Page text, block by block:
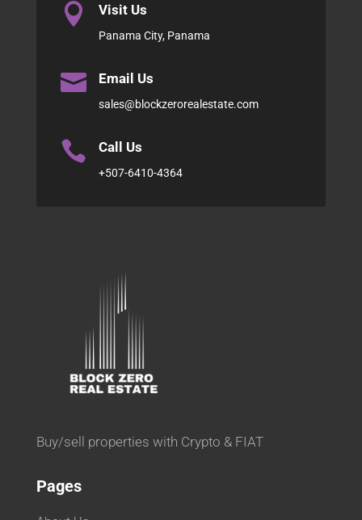
 Visit Us
Panama City, Panama
 Email Us
sales@blockzerorealestate.com
 Call Us
+507-6410-4364
Buy/sell properties with Crypto & FIAT
Pages